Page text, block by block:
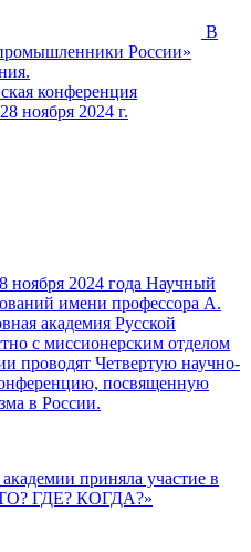
В
России»
конференция
ноября 2024 г.
ноября 2024 года Научный
имени профессора А.
академия Русской
с миссионерским отделом
проводят Четвертую научно-
посвященную
в России.
приняла участие в
ГДЕ? КОГДА?»